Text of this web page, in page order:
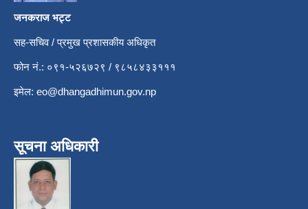
जनकराज भट्ट
सह-सचिव / प्रमुख प्रशासकीय अधिकृत
फोन नं.: ०९१-५२६७२९ / ९८५८४३३१११
इमेल: eo@dhangadhimun.gov.np
सूचना अधिकारी